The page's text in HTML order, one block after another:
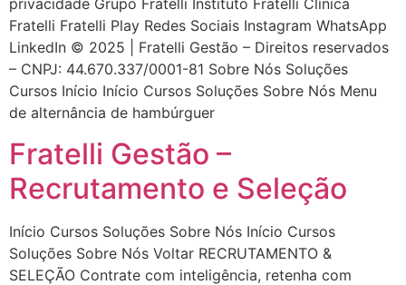
privacidade Grupo Fratelli Instituto Fratelli Clínica
Fratelli Fratelli Play Redes Sociais Instagram WhatsApp
LinkedIn © 2025 | Fratelli Gestão – Direitos reservados
– CNPJ: 44.670.337/0001-81 Sobre Nós Soluções
Cursos Início Início Cursos Soluções Sobre Nós Menu
de alternância de hambúrguer
Fratelli Gestão –
Recrutamento e Seleção
Início Cursos Soluções Sobre Nós Início Cursos
Soluções Sobre Nós Voltar RECRUTAMENTO &
SELEÇÃO Contrate com inteligência, retenha com